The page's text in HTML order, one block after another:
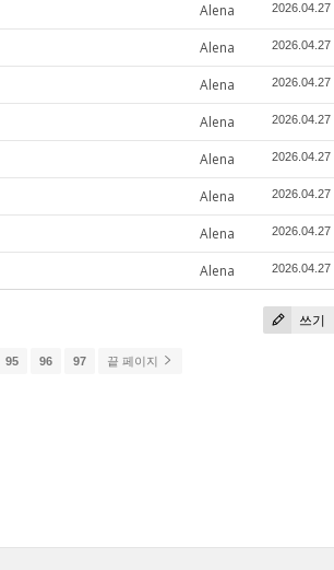
Alena 2026.04.27
Alena 2026.04.27
Alena 2026.04.27
Alena 2026.04.27
Alena 2026.04.27
Alena 2026.04.27
Alena 2026.04.27
Alena 2026.04.27
쓰기
95 96 97 끝 페이지